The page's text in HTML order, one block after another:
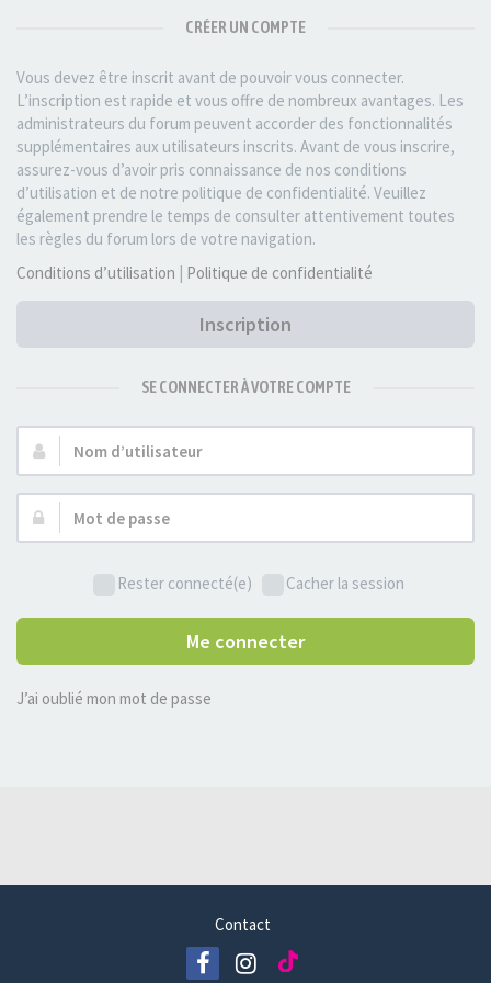
CRÉER UN COMPTE
Vous devez être inscrit avant de pouvoir vous connecter.
L’inscription est rapide et vous offre de nombreux avantages. Les
administrateurs du forum peuvent accorder des fonctionnalités
supplémentaires aux utilisateurs inscrits. Avant de vous inscrire,
assurez-vous d’avoir pris connaissance de nos conditions
d’utilisation et de notre politique de confidentialité. Veuillez
également prendre le temps de consulter attentivement toutes
les règles du forum lors de votre navigation.
Conditions d’utilisation | Politique de confidentialité
Inscription
SE CONNECTER À VOTRE COMPTE
Nom
d’utilisateur :
Mot
de
Rester connecté(e)
Cacher la session
Me connecter
J’ai oublié mon mot de passe
Contact